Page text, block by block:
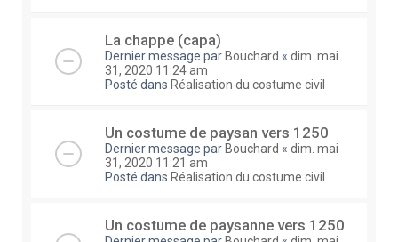
La chappe (capa)
Dernier message par Bouchard « dim. mai
31, 2020 11:24 am
Posté dans Réalisation du costume civil
Un costume de paysan vers 1250
Dernier message par Bouchard « dim. mai
31, 2020 11:21 am
Posté dans Réalisation du costume civil
Un costume de paysanne vers 1250